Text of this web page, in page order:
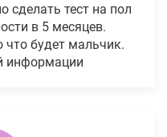
тест на пол
в 5 месяцев.
что будет мальчик.
информации